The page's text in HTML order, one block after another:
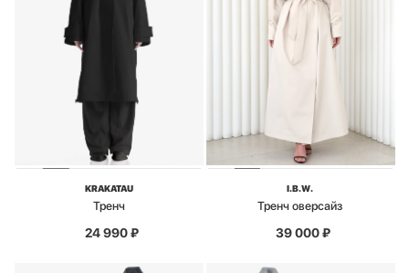
KRAKATAU
Тренч
24 990₽
I.B.W.
Тренч оверсайз
39 000₽